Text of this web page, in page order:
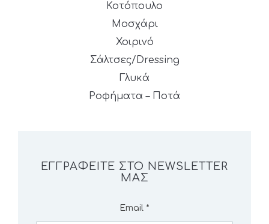
Κοτόπουλο
Μοσχάρι
Χοιρινό
Σάλτσες/Dressing
Γλυκά
Ροφήματα – Ποτά
ΕΓΓΡΑΦΕΊΤΕ ΣΤΟ NEWSLETTER
ΜΑΣ
Email *